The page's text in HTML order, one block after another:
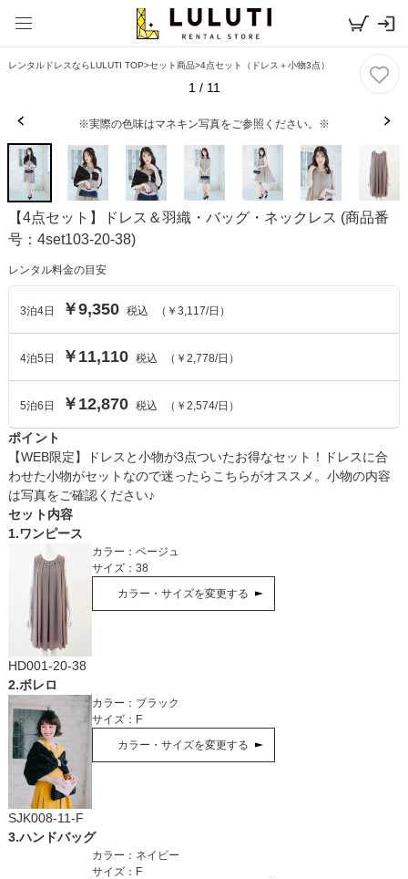
レンタルドレスならLULUTI TOP>セット商品>4点セット（ドレス＋小物3点）
1 / 11
※実際の色味はマネキン写真をご参照ください。※
【4点セット】ドレス＆羽織・バッグ・ネックレス (商品番
号：4set103-20-38)
レンタル料金の目安
3泊4日 ￥9,350 税込 （ ￥3,117/日）
4泊5 日 ￥11,110 税込 （ ￥2,778/日）
5泊6 日 ￥12,870 税込 （ ￥2,574/日）
ポイント
【WEB限定】ドレスと小物が3点ついたお得なセット！ドレスに合
わせた小物がセットなので迷ったらこちらがオススメ。小物の内容
は写真をご確認ください♪
セット内容
1.ワンピース
カラー： ベージュ
サイズ： 38
カラー・サイズを変更する
HD001-20-38
2.ボレロ
カラー： ブラック
サイズ： F
カラー・サイズを変更する
SJK008-11-F
3.ハンドバッグ
カラー： ネイビー
サイズ： F